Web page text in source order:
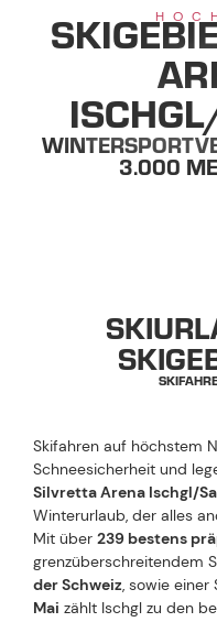
3.000
Skifahren auf höchstem
Schneesicherheit und
Silvretta Arena Ischgl/
Winterurlaub, der alles
Mit über 239 bestens
grenzüberschreitendem
der Schweiz, sowie einer
Mai zählt Ischgl zu den